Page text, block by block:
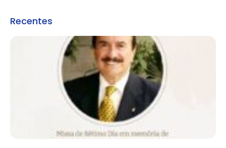
Recentes